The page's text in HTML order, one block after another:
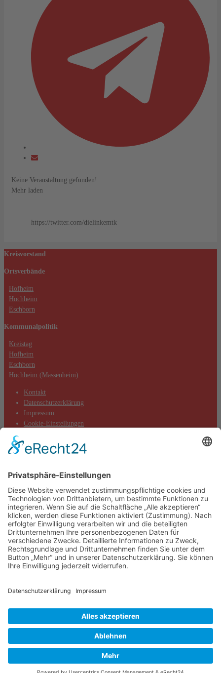
Keine Veranstaltung gefunden!
Mehr laden
https://twitter.com/dielinkemtk
Kreisvorstand
Ortsverbände
Hofheim
Hochheim
Eschborn
Kommunalpolitik
Kreistag
Hofheim
Eschborn
Hochheim (Massenheim)
Kontakt
Datenschutzerklärung
Impressum
Cookie-Einstellungen
Aktuelles
Aktionen
Termine
DIE LINKE. Kreisverband Main-Taunus
E-Mail: info@dielinke-mtk.de
2026 - DIE LINKE. Main-Taunus Kreis